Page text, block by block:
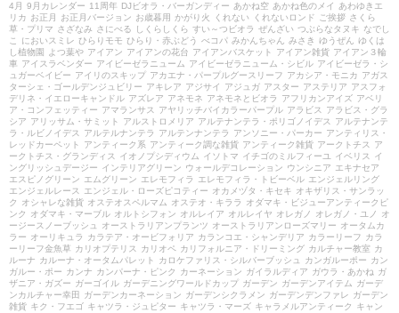
4月 9月カレンダー 11周年 DJビオラ・バーガンディー あかね空 あかね色のメイ
あわゆきエ
リカ お正月 お正月バージョン お歳暮用 かがり火 くれない くれないロンド ご挨拶 さくら
草・プリマ さざなみ さにべる しくらしくら すい～つビオラ ぜんざい つぶらなタヌキ なでし
こ
においスミレ ひらりモモ ひらり・赤ぶどう べコパ みかんちゃん みさき ゆうぜん
ゆくは
し植物園
よつ葉や アイアン アイアンの花台 アイアンバスケット アイアン雑貨 アイアン３輪
車 アイスラベンダー アイビーゼラニューム アイビーゼラニューム・シビル アイビーゼラ・シ
ュガーベイビー アイリのスキップ アカエナ・パープルグースリーフ アカシア・モニカ アガス
ターシェ・ゴールデンジュビリー アキレア アジサイ アジュガ アスター アステリア アスフォ
デリネ・イエローキャンドル アズレア アネモネ アネモネとビオラ アフリカンアイズ アベリ
ア・コンフェッティー アマランサス アヤリッチバイカラーパープル アラビス
アラビス・グラ
シア アリッサム・サミット アルストロメリア アルテナンテラ・ポリゴノイデス
アルテナンテ
ラ・ルビノイデス
アルテルナンテラ アルテンナンテラ アンソニー・パーカー アンティリス・
レッドカーペット
アンティーク系 アンティーク調な雑貨 アンティーク雑貨 アークトチス
ア
ークトチス・グランディス
イオノプシディウム イソトマ イチゴのミルフィーユ イベリス
イ
ングリッシュデージー インテリアグリーン ウォールデコレーション ウンシニア エキナセア
エスピノグリーン エムグリーン エレモフィラ エレモフィラ・トビーベル エンジェルリング
エンジェルレース
エンジェル・ローズピコティー オカメヅタ・キセキ オキザリス・サンラッ
ク
オシャレな雑貨 オステオスペルマム オステオ・キララ
オダマキ・ビジューアンティークピ
ンク
オダマキ・マーブル オルトシフォン オルレイア オルレイヤ オレガノ オレガノ・ユノ
オ
ージースノーブッシュ
オーストラリアンプランツ オーストラリアンローズマリー オータムカ
ラー オーリキュラ カラテア・オービフォリア カランコエ・シャンデリア カラーリーフ カラ
ーリーフ金魚草 カリオプテリス カリオペ カリフォルニア・ドリーミング カルチャー教室 カ
ルーナ カルーナ・オータムパレット カロケファリス・シルバーブッシュ カンガルーポー カン
ガルー・ポー カンナ カンパーナ・ピンク カーネーション ガイラルディア ガウラ・あかね ガ
ザニア・ガズー ガーゴイル ガーデニングワールドカップ ガーデン ガーデンアイテム ガーデ
ンカルチャー幸田
ガーデンカーネーション ガーデンシクラメン ガーデンデンファレ ガーデン
雑貨 キク・フエゴ キャツラ・ジュピター キャツラ・マーズ キャラメルアンティーク
キャン